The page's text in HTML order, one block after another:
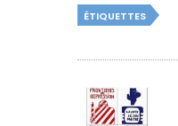
ÉTIQUETTES